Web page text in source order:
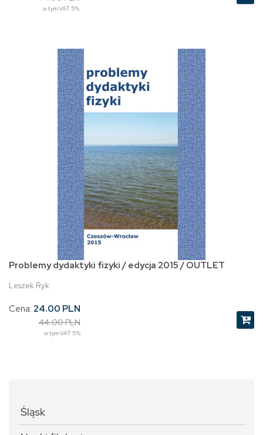
w tym VAT 5%
Problemy dydaktyki fizyki / edycja 2015 / OUTLET
Leszek Ryk
Cena: 24.00 PLN
44.00 PLN
w tym VAT 5%
Śląsk